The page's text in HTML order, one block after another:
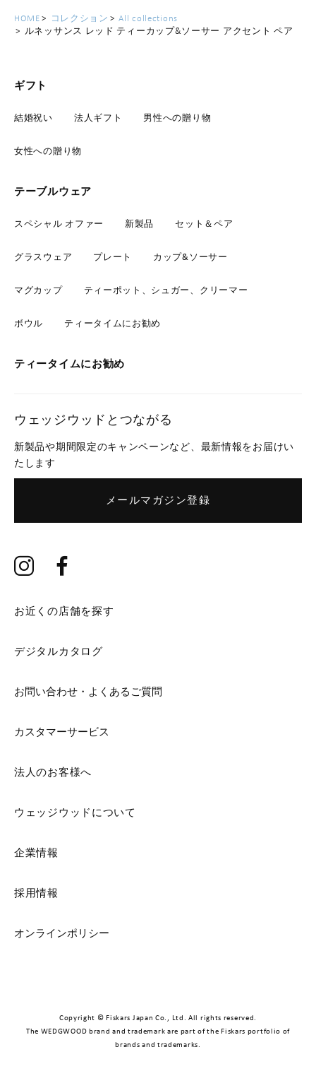
HOME コレクション
All collections
ルネッサンス レッド ティーカップ&ソーサー アクセント ペア
ギフト
結婚祝い 法人ギフト 男性への贈り物
女性への贈り物
テーブルウェア
スペシャル オファー 新製品 セット＆ペア
グラスウェア プレート カップ&ソーサー
マグカップ ティーポット、シュガー、クリーマー
ボウル ティータイムにお勧め
ティータイムにお勧め
ウェッジウッドとつながる
新製品や期間限定のキャンペーンなど、最新情報をお届けい
たします
メールマガジン登録
お近くの店舗を探す
デジタルカタログ
お問い合わせ・よくあるご質問
カスタマーサービス
法人のお客様へ
ウェッジウッドについて
企業情報
採用情報
オンラインポリシー
Copyright © Fiskars Japan Co., Ltd. All rights reserved.
The WEDGWOOD brand and trademark are part of the Fiskars portfolio of
brands and trademarks.